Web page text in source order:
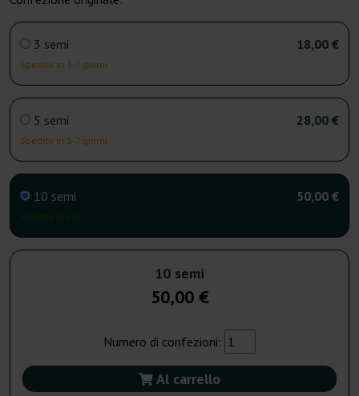
3 semi
Spedito in 3-7 giorni
18,00 €
5 semi
Spedito in 3-7 giorni
28,00 €
10 semi 50,00 €
10 semi
50,00 €
Numero di confezioni:
Al carrello